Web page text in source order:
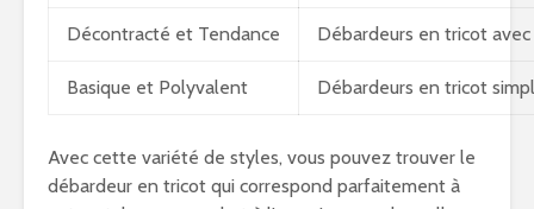
Décontracté et Tendance Débardeurs en tricot
Basique et Polyvalent Débardeurs en tricot
Avec cette variété de styles, vous pouvez trouver le
débardeur en tricot qui correspond parfaitement à